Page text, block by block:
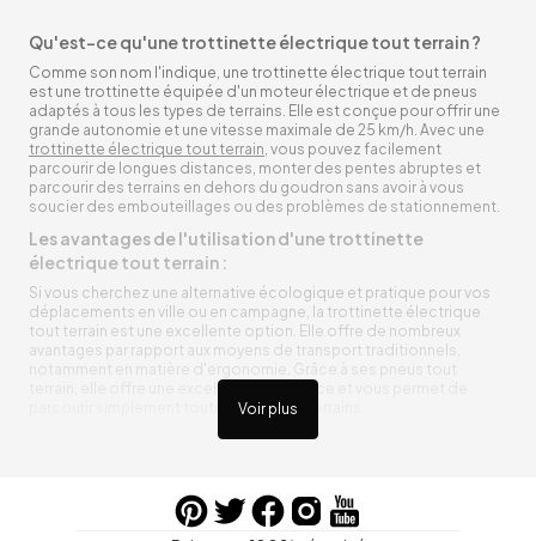
Voir plus
Qu'est-ce qu'une trottinette électrique tout terrain ?
Comme son nom l'indique, une trottinette électrique tout terrain
est une trottinette équipée d'un moteur électrique et de pneus
adaptés à tous les types de terrains. Elle est conçue pour offrir une
grande autonomie et une vitesse maximale de 25 km/h. Avec une
trottinette électrique tout terrain, vous pouvez facilement
parcourir de longues distances, monter des pentes abruptes et
parcourir des terrains en dehors du goudron sans avoir à vous
soucier des embouteillages ou des problèmes de stationnement.
Les avantages de l'utilisation d'une trottinette
électrique tout terrain :
Si vous cherchez une alternative écologique et pratique pour vos
déplacements en ville ou en campagne, la trottinette électrique
tout terrain est une excellente option. Elle offre de nombreux
avantages par rapport aux moyens de transport traditionnels,
notamment en matière d'ergonomie. Grâce à ses pneus tout
terrain, elle offre une excellente adhérence et vous permet de
parcourir simplement toutes sortes de terrains.
Trottinette électrique tout terrain ergonomique
entre vos trajets, vous n’aurez pas à vous soucier de l’état de sa
batterie. De plus, elle est équipée de pneus résistants qui peuvent